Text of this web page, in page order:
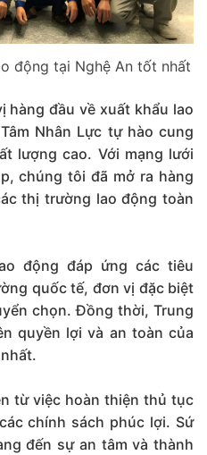
động tại Nghệ An tốt nhất
hàng đầu về xuất khẩu lao
Nhân Lực tự hào cung
lượng cao. Với mạng lưới
chúng tôi đã mở ra hàng
thị trường lao động toàn
động đáp ứng các tiêu
quốc tế, đơn vị đặc biệt
chọn. Đồng thời, Trung
quyền lợi và an toàn của
từ việc hoàn thiện thủ tục
chính sách phúc lợi. Sứ
đến sự an tâm và thành